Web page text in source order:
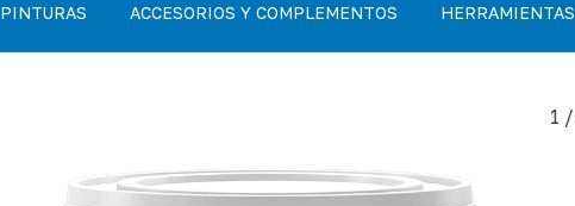
PINTURAS ACCESORIOS Y COMPLEMENTOS HERRAMIENTAS
1 /